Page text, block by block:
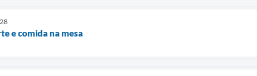
e comida na mesa